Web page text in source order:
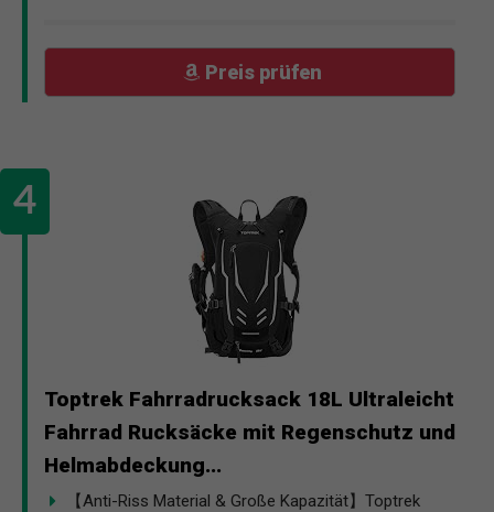
Preis prüfen
Toptrek Fahrradrucksack 18L Ultraleicht
Fahrrad Rucksäcke mit Regenschutz und
Helmabdeckung...
【Anti-Riss Material & Große Kapazität】Toptrek